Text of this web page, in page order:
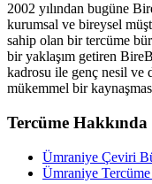
2002 yılından bugüne
kurumsal ve bireysel
sahip olan bir tercüme
bir yaklaşım getiren
kadrosu ile genç nesil ve
mükemmel bir
Tercüme Hakkında
Ümraniye Çeviri
Ümraniye